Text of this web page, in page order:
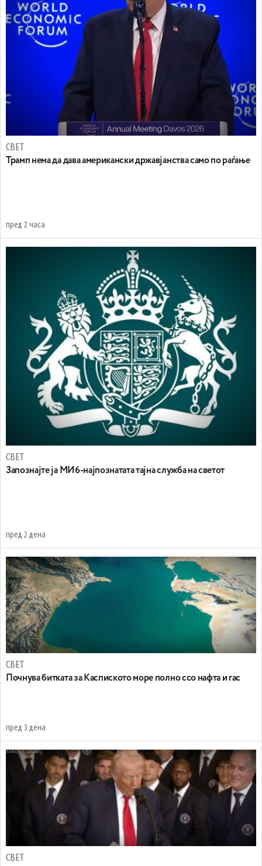
СВЕТ
Трамп нема да дава американски државјанства само по раѓање
пред 2 часа
СВЕТ
Запознајте ја МИ6-најпознатата тајна служба на светот
пред 2 дена
СВЕТ
Почнува битката за Каспиското море полно ссо нафта и гас
пред 3 дена
СВЕТ